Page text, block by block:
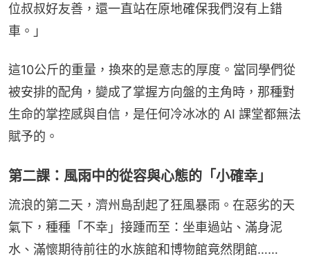
位叔叔好友善，還一直站在原地確保我們沒有上錯
車。」
這10公斤的重量，換來的是意志的厚度。當同學們從
被安排的配角，變成了掌握方向盤的主角時，那種對
生命的掌控感與自信，是任何冷冰冰的 AI 課堂都無法
賦予的。
第二課：風雨中的從容與心態的「小確幸」
流浪的第二天，濟州島刮起了狂風暴雨。在惡劣的天
氣下，種種「不幸」接踵而至：坐車過站、滿身泥
水、滿懷期待前往的水族館和博物館竟然閉館……